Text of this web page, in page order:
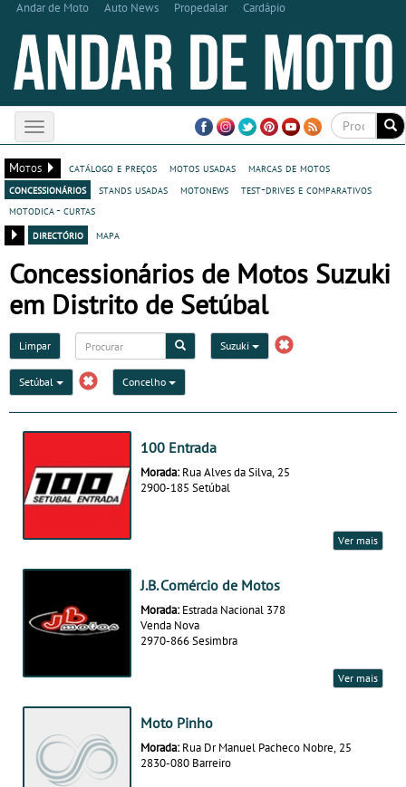
Andar de Moto Auto News Propedalar Cardápio
Toggle
navigation
Motos
catálogo e preços motos usadas
marcas de motos
concessionários
stands usadas motonews
test-drives e comparativos
motodica - curtas
directório
mapa
Concessionários de Motos Suzuki
em Distrito de Setúbal
Limpar Suzuki
Setúbal Concelho
100 Entrada
Morada: Rua Alves da Silva, 25
2900-185 Setúbal
Ver mais
J.B. Comércio de Motos
Morada: Estrada Nacional 378
Venda Nova
2970-866 Sesimbra
Ver mais
Moto Pinho
Morada: Rua Dr Manuel Pacheco Nobre, 25
2830-080 Barreiro